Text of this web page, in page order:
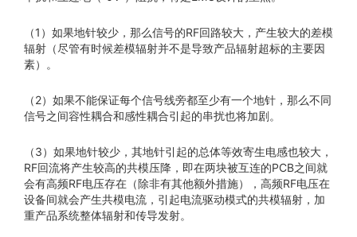
（1）如果地针较少，那么信号的RF回路较大，产生较大的差模
辐射（尽管有时候差模辐射并不是导致产品辐射超标的主要因
素）。
（2）如果不能保证每个信号线旁都至少有一个地针，那么不同
信号之间容性耦合和感性耦合引起的串扰也将加剧。
（3）如果地针较少，其地针引起的总体等效寄生电感也较大，
RF回流将产生较高的共模压降，即在两块被互连的PCB之间就
会有高频RF电压存在（除非有其他额外措施），高频RF电压在
设备间就会产生共模电流，引起电流驱动模式的共模辐射，加
重产品系统整体辐射和传导发射。